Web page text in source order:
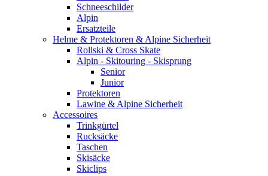
Schneeschilder
Alpin
Ersatzteile
Helme & Protektoren & Alpine Sicherheit
Rollski & Cross Skate
Alpin - Skitouring - Skisprung
Senior
Junior
Protektoren
Lawine & Alpine Sicherheit
Accessoires
Trinkgürtel
Rucksäcke
Taschen
Skisäcke
Skiclips